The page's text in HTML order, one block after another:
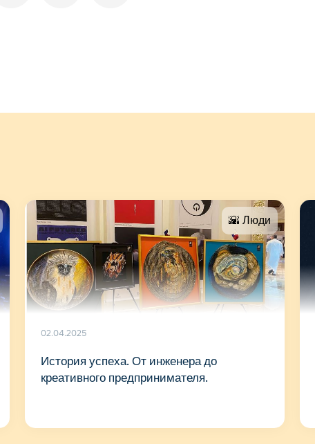
🌇 Люди
02.04.2025
История успеха. От инженера до
креативного предпринимателя.